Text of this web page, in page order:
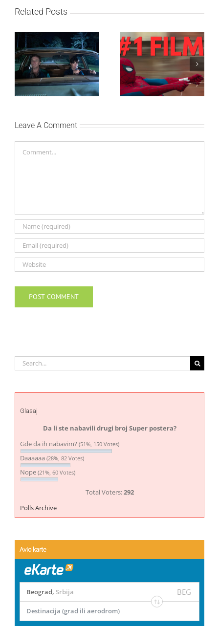
Related Posts
SF NIGHT: POSLEDNJI
DANI ULICE
HRASTOVA u Concept
Cinema i CineStar
bioskopima 12. avgusta
Najuspešnije otvaranje
studijskog filma u Srbiji:
Spajdermen: Novi dan
oborio rekord već prvog
vikenda
Leave A Comment
Search
for:
Glasaj
Da li ste nabavili drugi broj Super postera?
Gde da ih nabavim? (51%, 150 Votes)
Daaaaaa (28%, 82 Votes)
Nope (21%, 60 Votes)
Total Voters:292
Polls Archive
Avio karte
Beograd, Srbija BEG
Destinacija (grad ili aerodrom)